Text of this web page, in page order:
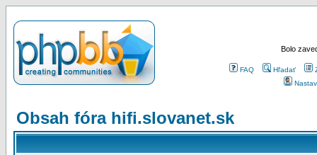
Bolo
FAQ Hľadať
Obsah fóra hifi.slovanet.sk